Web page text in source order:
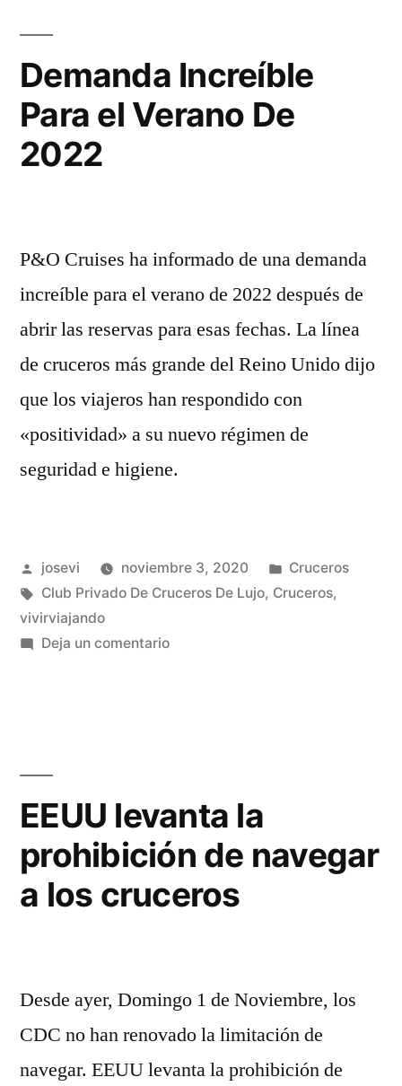
Disparan
Demanda Increíble
Para el Verano De
2022
P&O Cruises ha informado de una demanda
increíble para el verano de 2022 después de
abrir las reservas para esas fechas. La línea
de cruceros más grande del Reino Unido dijo
que los viajeros han respondido con
«positividad» a su nuevo régimen de
seguridad e higiene.
Publicado
por
josevi noviembre 3, 2020
Publicado
en
Cruceros
Etiquetas:
Club Privado De Cruceros De Lujo, Cruceros,
vivirviajando
Deja un comentarioen
2022
EEUU levanta la
prohibición de navegar
a los cruceros
Desde ayer, Domingo 1 de Noviembre, los
CDC no han renovado la limitación de
navegar. EEUU levanta la prohibición de